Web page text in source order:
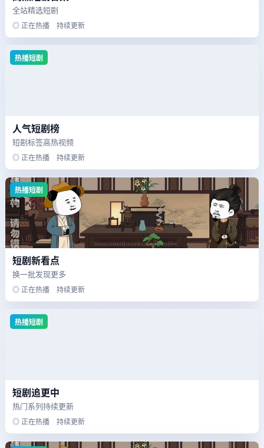
全站精选短剧
◎ 正在热播 持续更新
热播短剧
人气短剧榜
短剧标签高热视频
◎ 正在热播 持续更新
热播短剧
短剧新看点
换一批发现更多
◎ 正在热播 持续更新
热播短剧
短剧追更中
热门系列持续更新
◎ 正在热播 持续更新